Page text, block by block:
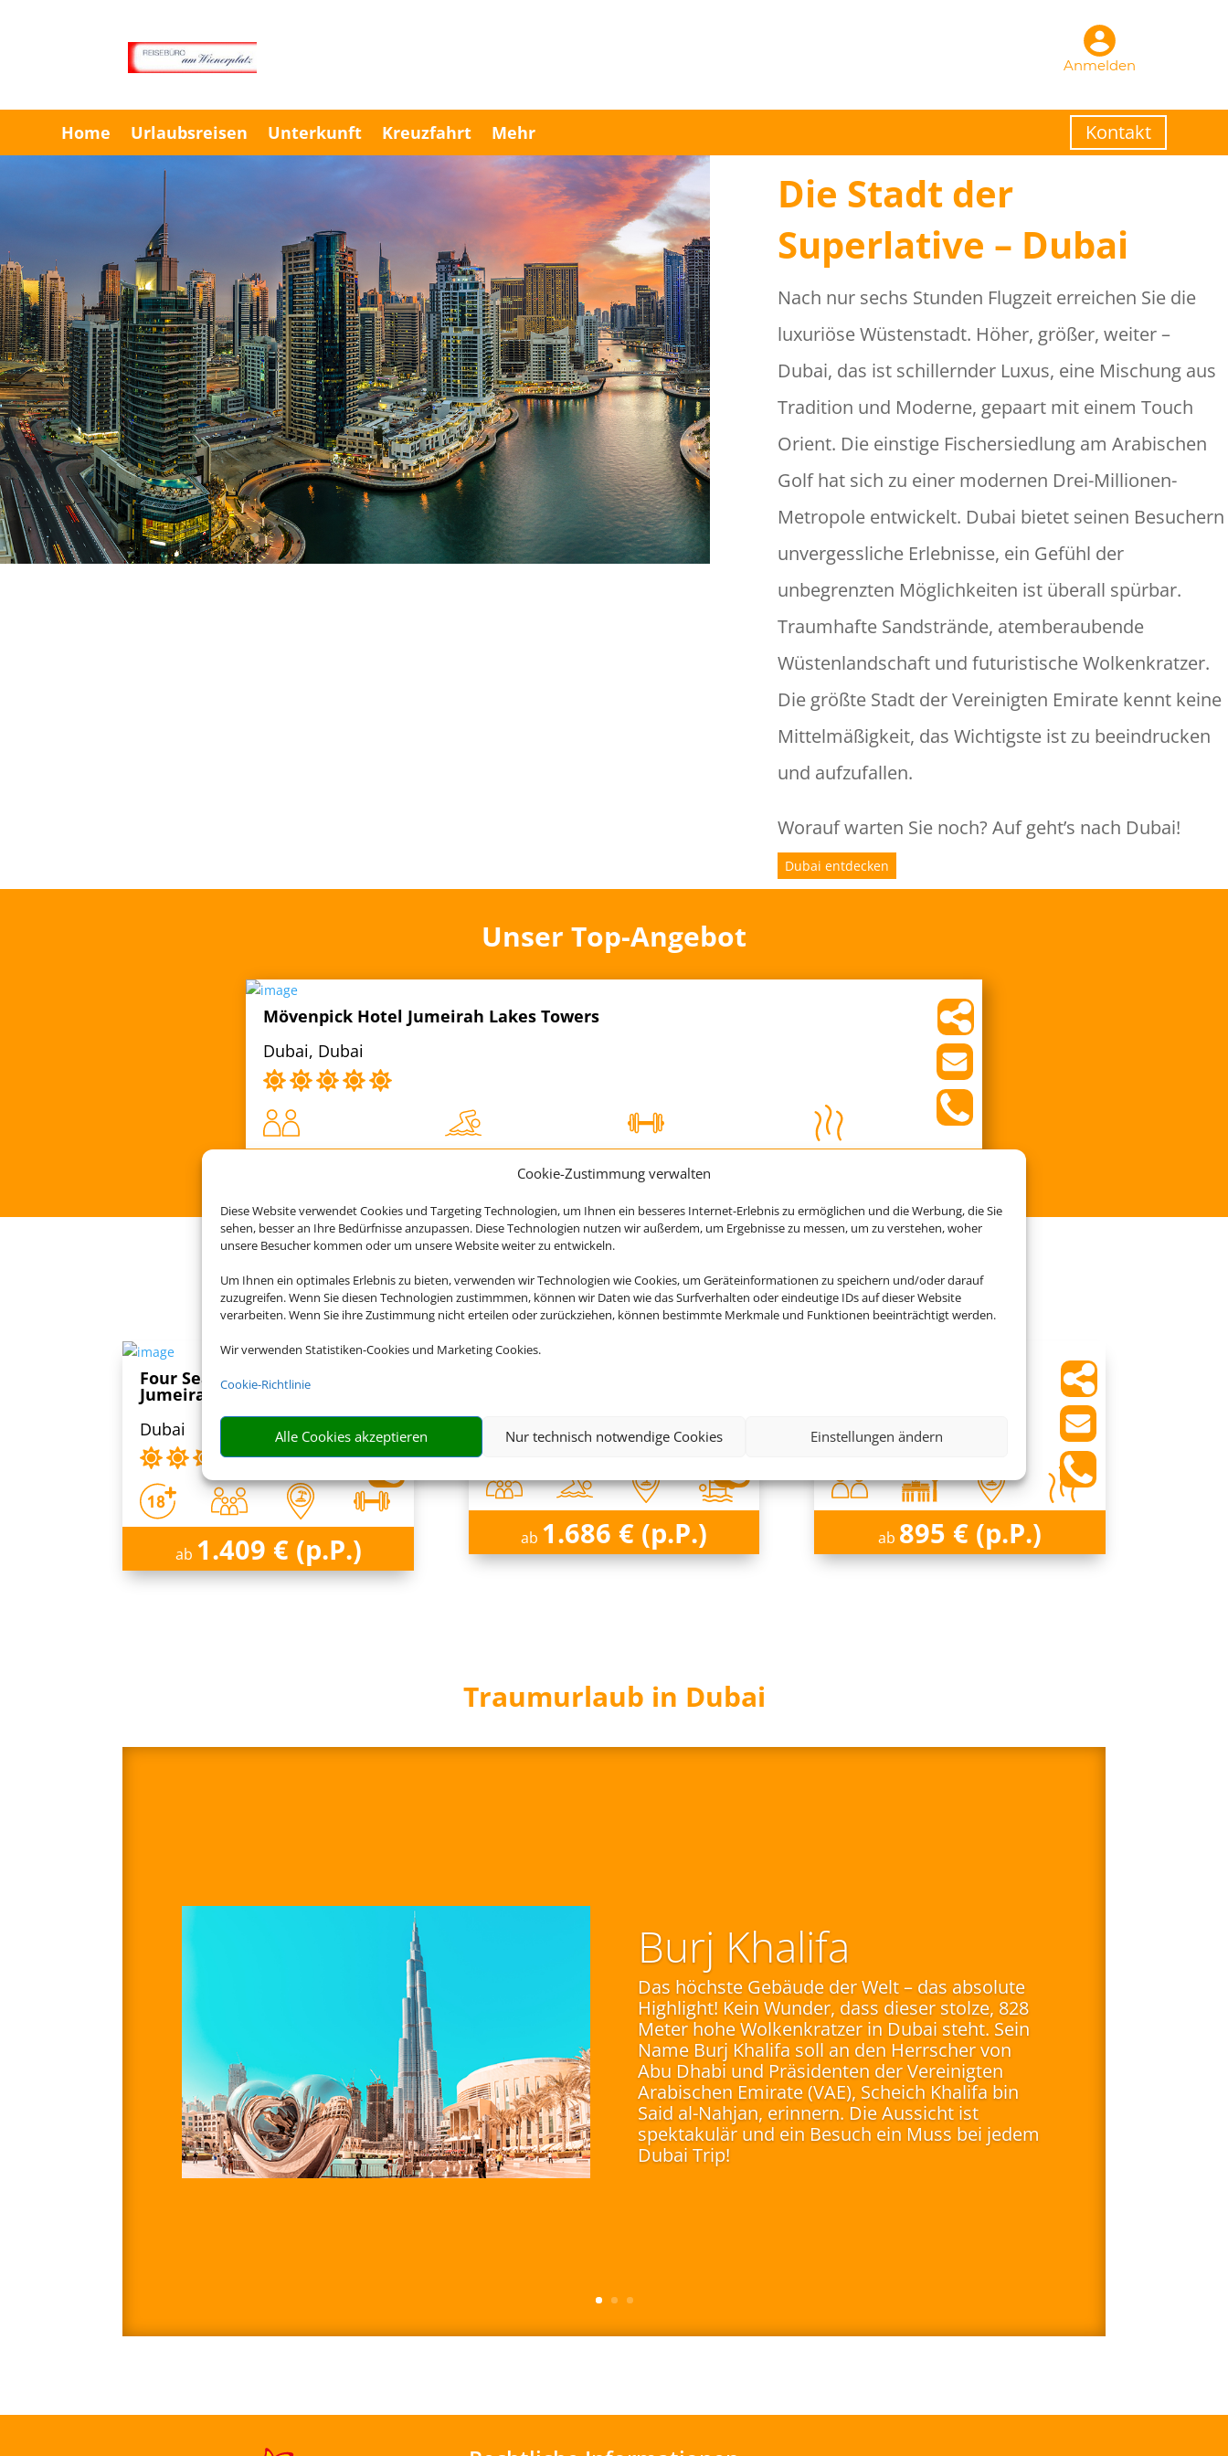
Cookie-Zustimmung verwalten
Diese Website verwendet Cookies und Targeting Technologien, um Ihnen ein besseres Internet-Erlebnis zu ermöglichen und die Werbung, die Sie
sehen, besser an Ihre Bedürfnisse anzupassen. Diese Technologien nutzen wir außerdem, um Ergebnisse zu messen, um zu verstehen, woher
unsere Besucher kommen oder um unsere Website weiter zu entwickeln.
Um Ihnen ein optimales Erlebnis zu bieten, verwenden wir Technologien wie Cookies, um Geräteinformationen zu speichern und/oder darauf
zuzugreifen. Wenn Sie diesen Technologien zustimmmen, können wir Daten wie das Surfverhalten oder eindeutige IDs auf dieser Website
verarbeiten. Wenn Sie ihre Zustimmung nicht erteilen oder zurückziehen, können bestimmte Merkmale und Funktionen beeinträchtigt werden.
Wir verwenden Statistiken-Cookies und Marketing Cookies.
Cookie-Richtlinie
Alle Cookies akzeptieren Nur technisch notwendige Cookies Einstellungen ändern
Anmelden
Home Urlaubsreisen Unterkunft Kreuzfahrt Mehr Kontakt
Die Stadt der
Superlative – Dubai
Nach nur sechs Stunden Flugzeit erreichen Sie die
luxuriöse Wüstenstadt. Höher, größer, weiter –
Dubai, das ist schillernder Luxus, eine Mischung aus
Tradition und Moderne, gepaart mit einem Touch
Orient. Die einstige Fischersiedlung am Arabischen
Golf hat sich zu einer modernen Drei-Millionen-
Metropole entwickelt. Dubai bietet seinen Besuchern
unvergessliche Erlebnisse, ein Gefühl der
unbegrenzten Möglichkeiten ist überall spürbar.
Traumhafte Sandstrände, atemberaubende
Wüstenlandschaft und futuristische Wolkenkratzer.
Die größte Stadt der Vereinigten Emirate kennt keine
Mittelmäßigkeit, das Wichtigste ist zu beeindrucken
und aufzufallen.
Worauf warten Sie noch? Auf geht’s nach Dubai!
Dubai entdecken
Unser Top-Angebot
Mövenpick Hotel Jumeirah Lakes Towers
Dubai, Dubai
ab 770 € (p.P.)
Buchen Sie jetzt Ihren Urlaub in Dubai
Four Seasons Resort Dubai at
Jumeirah Beach
Dubai
ab 1.409 € (p.P.) ab 1.686 € (p.P.) ab 895 € (p.P.)
Traumurlaub in Dubai
Burj Khalifa
Das höchste Gebäude der Welt – das absolute
Highlight! Kein Wunder, dass dieser stolze, 828
Meter hohe Wolkenkratzer in Dubai steht. Sein
Name Burj Khalifa soll an den Herrscher von
Abu Dhabi und Präsidenten der Vereinigten
Arabischen Emirate (VAE), Scheich Khalifa bin
Said al-Nahjan, erinnern. Die Aussicht ist
spektakulär und ein Besuch ein Muss bei jedem
Dubai Trip!